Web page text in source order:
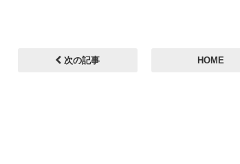
次の記事 HOME